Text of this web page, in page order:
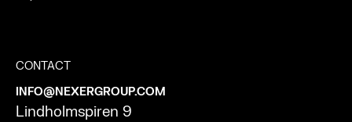
CONTACT
INFO@NEXERGROUP.COM
Lindholmspiren 9